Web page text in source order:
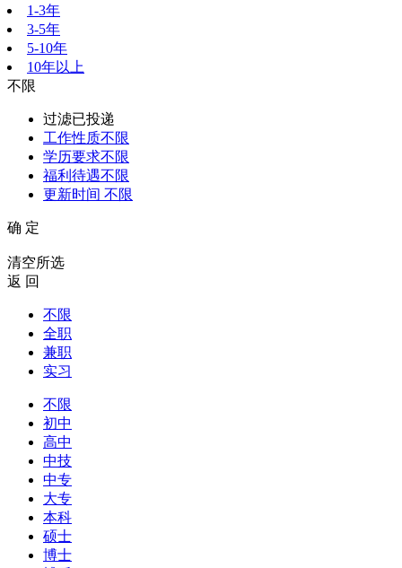
1-3年
3-5年
5-10年
10年以上
不限
过滤已投递
工作性质不限
学历要求不限
福利待遇不限
更新时间 不限
确 定
清空所选
返 回
不限
全职
兼职
实习
不限
初中
高中
中技
中专
大专
本科
硕士
博士